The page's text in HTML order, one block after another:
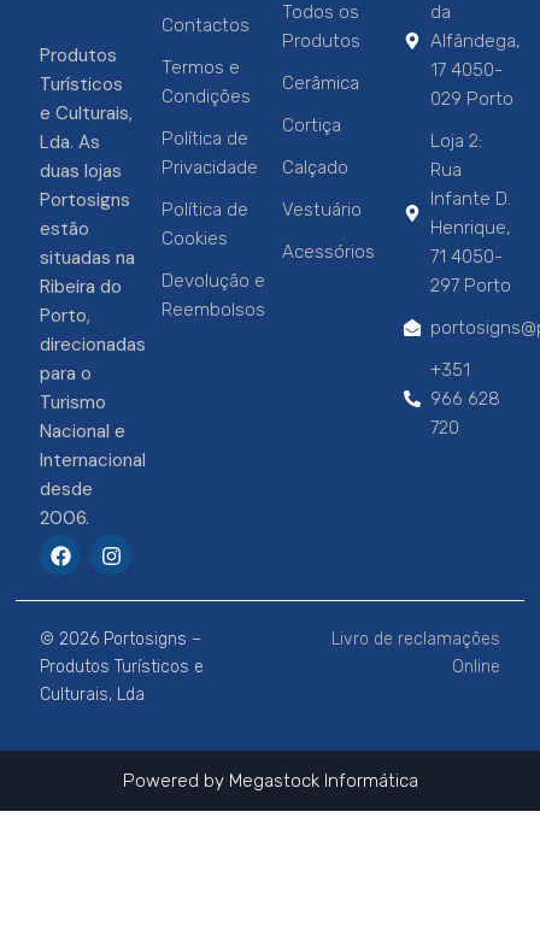
Produtos
Turísticos
e Culturais,
Lda. As
duas lojas
Portosigns
estão
situadas na
Ribeira do
Porto,
direcionadas
para o
Turismo
Nacional e
Internacional
desde
2006.
F
a
e
b
o
o
k
I
n
t
a
g
r
a
m
Contactos
Termos e
Condições
Política de
Privacidade
Política de
Cookies
Devolução e
Reembolsos
Todos os
Produtos
Cerâmica
Cortiça
Calçado
Vestuário
Acessórios
da
Alfândega,
17 4050-
029 Porto
Loja 2:
Rua
Infante D.
Henrique,
71 4050-
297 Porto
+351
966 628
720
© 2026 Portosigns –
Produtos Turísticos e
Culturais, Lda
Livro de reclamações
Online
Powered by Megastock Informática